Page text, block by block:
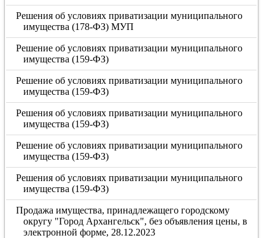
Решения об условиях приватизации муниципального
имущества (178-ФЗ) МУП
Решение об условиях приватизации муниципального
имущества (159-ФЗ)
Решение об условиях приватизации муниципального
имущества (159-ФЗ)
Решения об условиях приватизации муниципального
имущества (159-ФЗ)
Решение об условиях приватизации муниципального
имущества (159-ФЗ)
Решения об условиях приватизации муниципального
имущества (159-ФЗ)
Продажа имущества, принадлежащего городскому
округу "Город Архангельск", без объявления цены, в
электронной форме, 28.12.2023